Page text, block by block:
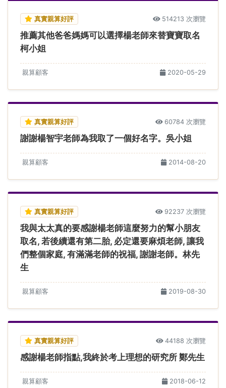
真實親算好評 514213 次瀏覽
推薦其他爸爸媽媽可以選擇楊老師來替寶寶取名
柯小姐
親算顧客 2020-05-29
真實親算好評 60784 次瀏覽
謝謝楊智宇老師為我取了一個好名字。吳小姐
親算顧客 2014-08-20
真實親算好評 92237 次瀏覽
我與太太真的要感謝楊老師這麼努力的幫小朋友
取名, 若後續還有第二胎, 必定還要麻煩老師, 讓我
們整個家庭, 有滿滿老師的祝福, 謝謝老師。林先
生
親算顧客 2019-08-30
真實親算好評 44188 次瀏覽
感謝楊老師指點,我終於考上理想的研究所 鄭先生
親算顧客 2018-06-12